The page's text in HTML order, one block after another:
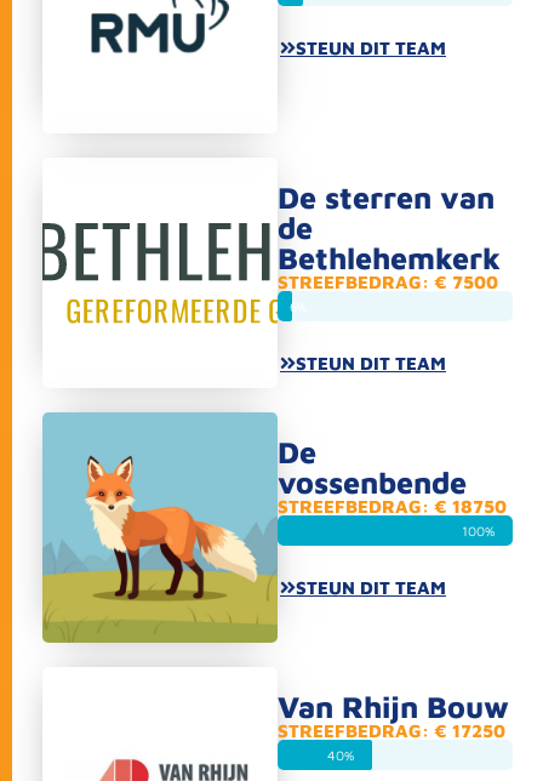
STEUN DIT TEAM
De sterren van
de
Bethlehemkerk
STREEFBEDRAG: € 7500
6%
STEUN DIT TEAM
De
vossenbende
STREEFBEDRAG: € 18750
100%
STEUN DIT TEAM
Van Rhijn Bouw
STREEFBEDRAG: € 17250
40%